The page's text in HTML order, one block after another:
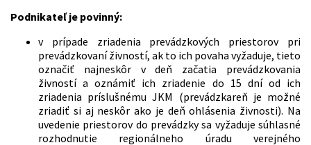
Podnikateľ je povinný:
v prípade zriadenia prevádzkových priestorov pri
prevádzkovaní živností, ak to ich povaha vyžaduje, tieto
označiť najneskôr v deň začatia prevádzkovania
živností a oznámiť ich zriadenie do 15 dní od ich
zriadenia príslušnému JKM (prevádzkareň je možné
zriadiť si aj neskôr ako je deň ohlásenia živnosti). Na
uvedenie priestorov do prevádzky sa vyžaduje súhlasné
rozhodnutie regionálneho úradu verejného